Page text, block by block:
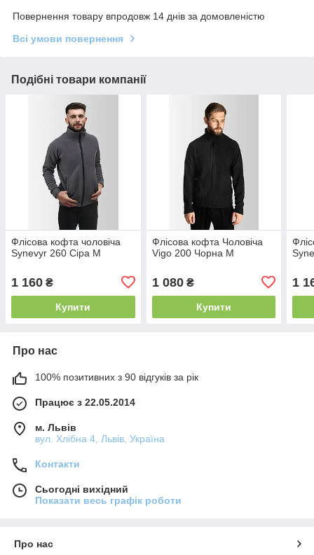
Повернення товару впродовж 14 днів за домовленістю
Всі умови повернення
Подібні товари компанії
Флісова кофта чоловіча
Synevyr 260 Сіра M
1 160 ₴
Купити
Флісова кофта Чоловіча
Vigo 200 Чорна M
1 080₴
Купити
1
Про нас
100% позитивних з 90 відгуків за рік
Працює з 22.05.2014
м. Львів
вул. Хлібна 4, Львів, Україна
Контакти
Сьогодні вихідний
Показати весь графік роботи
Про нас